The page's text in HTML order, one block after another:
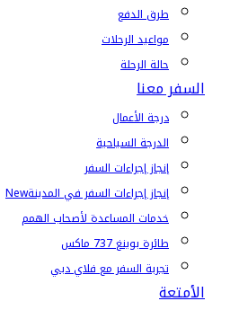
طرق الدفع
مواعيد الرحلات
حالة الرحلة
السفر معنا
درجة الأعمال
الدرجة السياحية
إنجاز إجراءات السفر
إنجاز إجراءات السفر في المدينةNew
خدمات المساعدة لأصحاب الهمم
طائرة بوينغ 737 ماكس
تجربة السفر مع فلاي دبي
الأمتعة